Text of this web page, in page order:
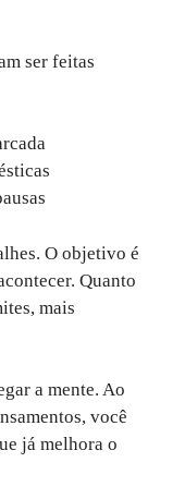
ser feitas
O objetivo é
Quanto
mais
a mente. Ao
você
já melhora o